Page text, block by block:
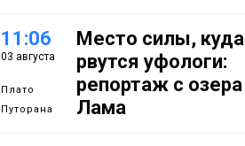
11:06
03 августа
Плато
Путорана
Место силы, куда
рвутся уфологи:
репортаж с озера
Лама